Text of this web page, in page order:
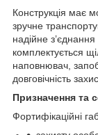
Конструкція має
зручне
надійне
комплектується
наповнювач,
довговічність
Призначення та
Фортифікаційні